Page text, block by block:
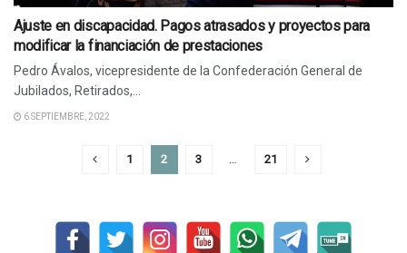
Ajuste en discapacidad. Pagos atrasados y proyectos para
modificar la financiación de prestaciones
Pedro Ávalos, vicepresidente de la Confederación General de
Jubilados, Retirados,...
6 SEPTIEMBRE, 2022
1 2 3 21